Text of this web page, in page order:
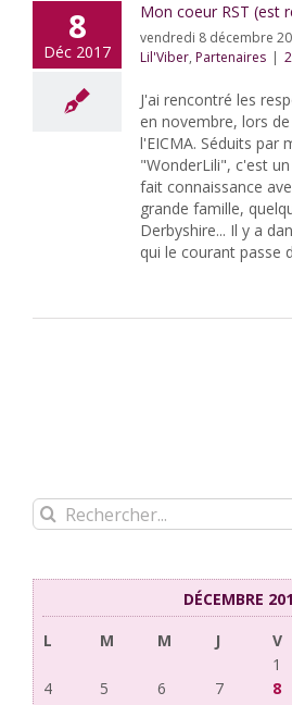
8
Déc 2017
Mon coeur RST (est
vendredi 8 décembre
Lil'Viber, Partenaires |
J'ai rencontré les
en novembre, lors
l'EICMA. Séduits par
"WonderLili", c'est
fait connaissance
grande famille,
Derbyshire... Il y a
qui le courant passe
Rechercher:
DÉCEMBRE
L
M M J V
1
4
5 6 7 8